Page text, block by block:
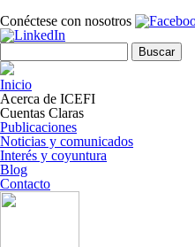
Conéctese con nosotros
Formulario de búsqueda
Inicio
Acerca de ICEFI
Cuentas Claras
Publicaciones
Noticias y comunicados
Interés y coyuntura
Blog
Contacto